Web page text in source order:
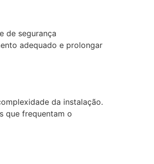
de segurança
adequado e prolongar
da instalação.
que frequentam o